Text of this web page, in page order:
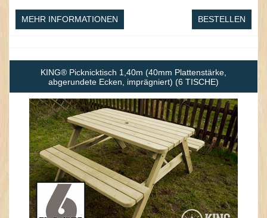
MEHR INFORMATIONEN BESTELLEN
KING® Picknicktisch 1,40m (40mm Plattenstärke,
abgerundete Ecken, imprägniert) (6 TISCHE)